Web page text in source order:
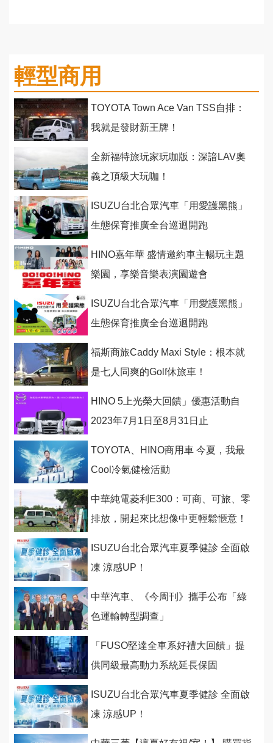
輕型商用
TOYOTA Town Ace Van TSS自排：
我就是發財新王牌！
全新福特旅玩家玩咖版：深諳LAV奧
義之頂級大玩咖！
ISUZU台北合眾汽車「用愛護黑熊」
生態保育推廣全台巡迴開跑
HINO嘉年華 盛情邀約車主暢玩主題
樂園，享樂音樂表演園遊會
ISUZU台北合眾汽車「用愛護黑熊」
生態保育推廣全台巡迴開跑
福斯商旅Caddy Maxi Style：根本就
是七人同爽的Golf休旅車！
HINO 5上光榮大回饋」優惠活動自
2023年7月1日至8月31日止
TOYOTA、HINO商用車 今夏，我最
Cool冷氣健檢活動
中華純電菱利E300：可商、可旅、零
排放，開起來比想像中更輕鬆愜意！
ISUZU台北合眾汽車夏季健診 全面啟
凍 涼感UP！
中華汽車、《今周刊》攜手公布「綠
色運輸轉型調查」
「FUSO堅達全車系好禮大回饋」提
供同級最高動力系統延長保固
ISUZU台北合眾汽車夏季健診 全面啟
凍 涼感UP！